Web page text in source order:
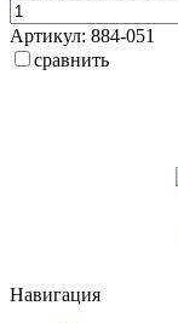
Артикул: 884-051
сравнить
Навигация